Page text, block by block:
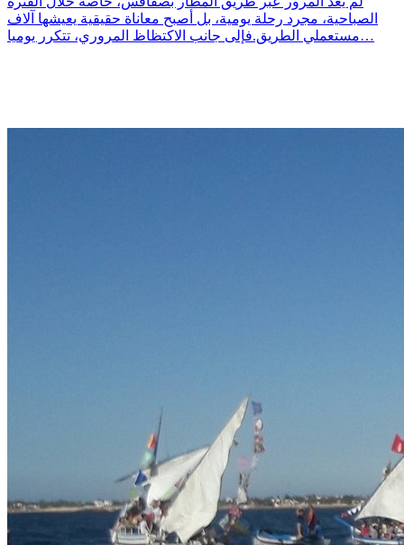
الصباحية، مجرد رحلة يومية، بل أصبح معاناة حقيقية يعيشها آلاف
مستعملي الطريق.فإلى جانب الاكتظاظ المروري، تتكرر يوميا…